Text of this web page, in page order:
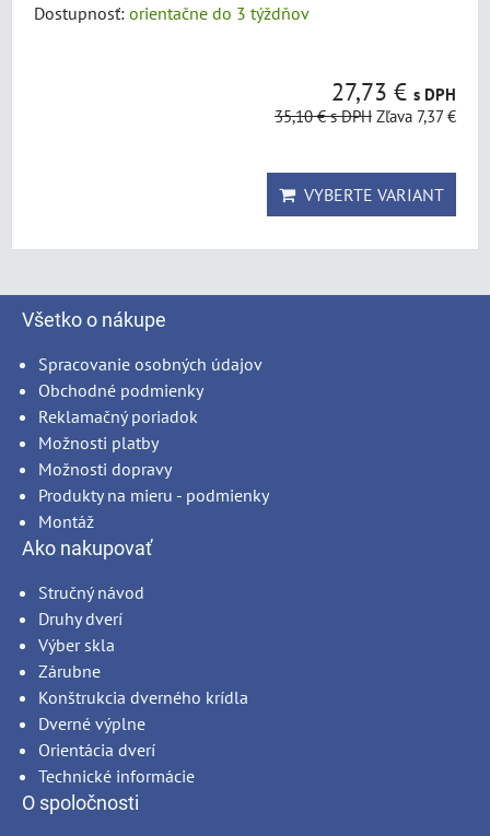
Dostupnosť: orientačne do 3 týždňov
27,73 € s DPH
35,10 €s DPH Zľava 7,37 €
VYBERTE VARIANT
Všetko o nákupe
Spracovanie osobných údajov
Obchodné podmienky
Reklamačný poriadok
Možnosti platby
Možnosti dopravy
Produkty na mieru - podmienky
Montáž
Ako nakupovať
Stručný návod
Druhy dverí
Výber skla
Zárubne
Konštrukcia dverného krídla
Dverné výplne
Orientácia dverí
Technické informácie
O spoločnosti